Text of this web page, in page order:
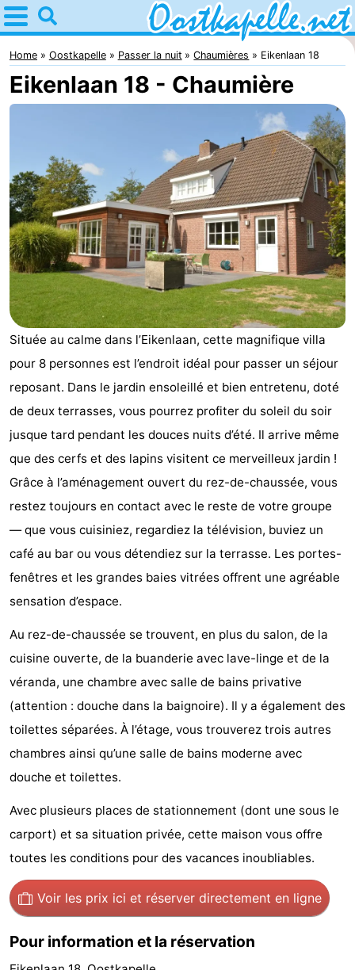
Home
Oostkapelle
Astuces
enfants
Nature
Oranjezon
Passer
la
nuit
Appartements
-
De
Grote
Geere
Campings
Chambre
d'hôtes
Chaumières
-
Bos
en
-
De
Geere
-
Zandput
Dennenbos
-
Haak
De
Westhove
Hôtels
minutes
Plages
et
faire
Lieux
d'intérêt
-
Monuments
-
Points
Attractions
Home Oostkapelle Passer la nuit Chaumières Eikenlaan 18
Eikenlaan 18 - Chaumière
Située au calme dans l’Eikenlaan, cette magnifique villa
pour 8 personnes est l’endroit idéal pour passer un séjour
reposant. Dans le jardin ensoleillé et bien entretenu, doté
de deux terrasses, vous pourrez profiter du soleil du soir
jusque tard pendant les douces nuits d’été. Il arrive même
que des cerfs et des lapins visitent ce merveilleux jardin !
Grâce à l’aménagement ouvert du rez-de-chaussée, vous
restez toujours en contact avec le reste de votre groupe
— que vous cuisiniez, regardiez la télévision, buviez un
café au bar ou vous détendiez sur la terrasse. Les portes-
fenêtres et les grandes baies vitrées offrent une agréable
sensation d’espace.
Au rez-de-chaussée se trouvent, en plus du salon, de la
cuisine ouverte, de la buanderie avec lave-linge et de la
véranda, une chambre avec salle de bains privative
(attention : douche dans la baignoire). Il y a également des
toilettes séparées. À l’étage, vous trouverez trois autres
chambres ainsi qu’une salle de bains moderne avec
douche et toilettes.
Avec plusieurs places de stationnement (dont une sous le
carport) et sa situation privée, cette maison vous offre
toutes les conditions pour des vacances inoubliables.
Voir les prix ici et réserver directement en ligne
Pour information et la réservation